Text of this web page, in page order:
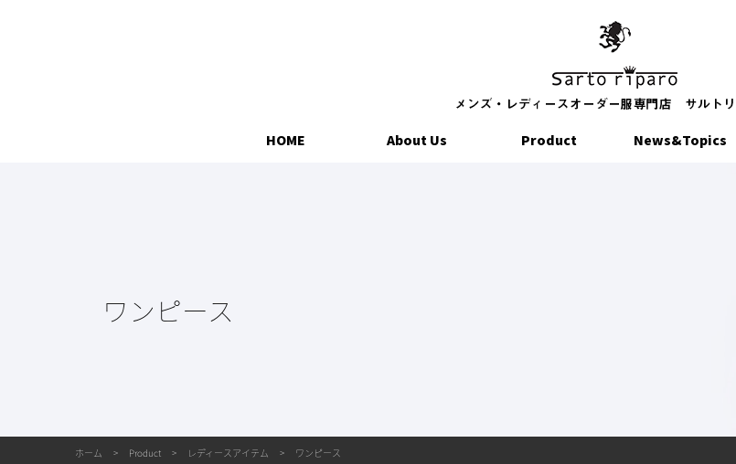
HOME About Us Product News&Topics
ワンピース
ホーム Product レディースアイテム ワンピース